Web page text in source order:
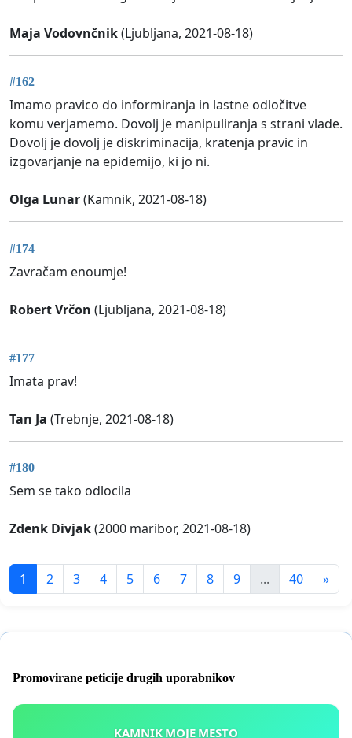
Maja Vodovnčnik(Ljubljana, 2021-08-18)
#162
Imamo pravico do informiranja in lastne odločitve
komu verjamemo. Dovolj je manipuliranja s strani vlade.
Dovolj je dovolj je diskriminacija, kratenja pravic in
izgovarjanje na epidemijo, ki jo ni.
Olga Lunar(Kamnik, 2021-08-18)
#174
Zavračam enoumje!
Robert Vrčon (Ljubljana, 2021-08-18)
#177
Imata prav!
Tan Ja (Trebnje, 2021-08-18)
#180
Sem se tako odlocila
Zdenk Divjak(2000 maribor, 2021-08-18)
1 2 3 4 5 6 7 8 9 ... 40 »
Promovirane peticije drugih uporabnikov
KAMNIK MOJE MESTO